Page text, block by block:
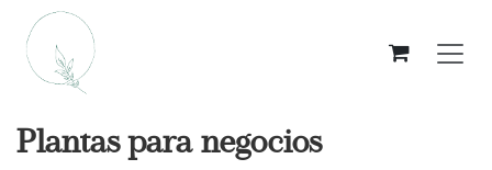
Ir al contenido
Plantas para negocios